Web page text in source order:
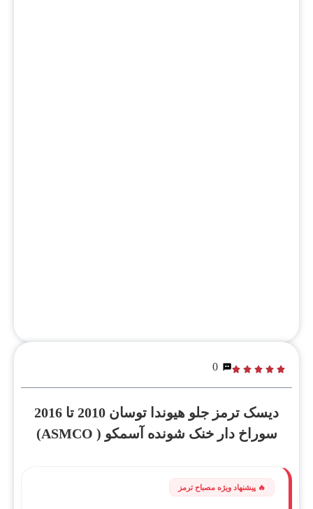
0
دیسک ترمز جلو هیوندا توسان 2010 تا 2016
سوراخ دار خنک شونده آسمکو ( ASMCO)